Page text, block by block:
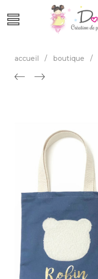
accueil / boutique /